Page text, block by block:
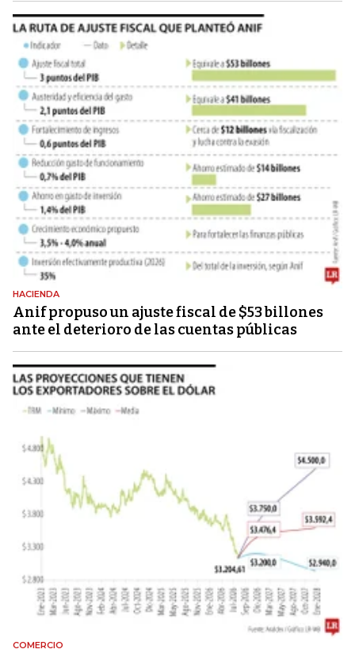
HACIENDA
Anif propuso un ajuste fiscal de $53 billones
ante el deterioro de las cuentas públicas
COMERCIO